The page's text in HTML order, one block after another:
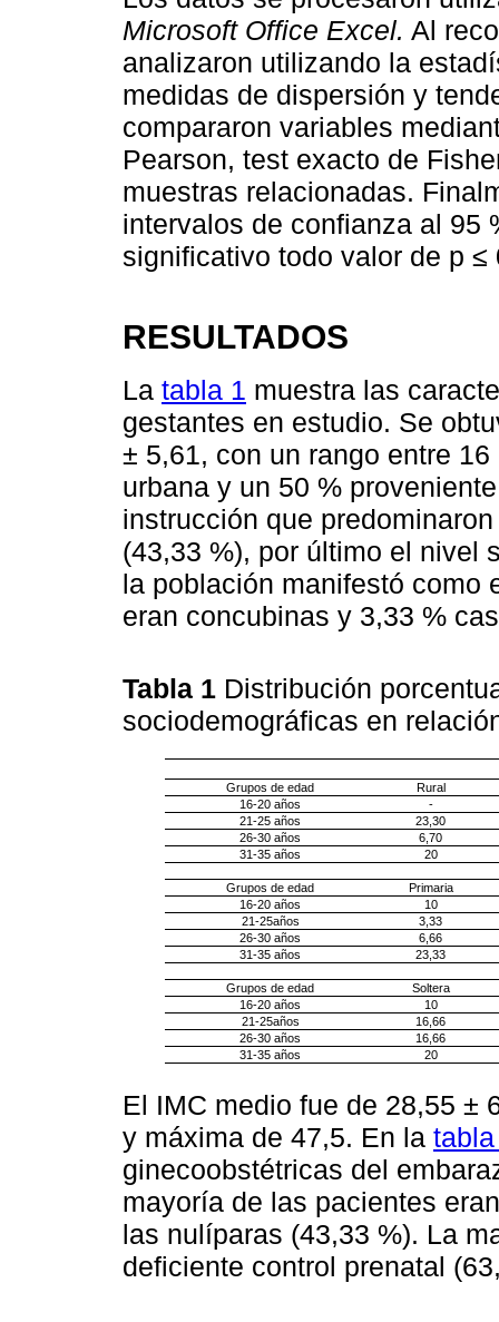
Microsoft Office Excel. Al
analizaron utilizando la
medidas de dispersión y
compararon variables
Pearson, test exacto de
muestras relacionadas.
intervalos de confianza al 95
significativo todo valor de p ≤
RESULTADOS
La tabla 1 muestra las
gestantes en estudio. Se
± 5,61, con un rango entre
urbana y un 50 %
instrucción que
(43,33 %), por último el nivel
la población manifestó como
eran concubinas y 3,33 %
Tabla 1 Distribución
sociodemográficas en
Grupos de edad
Rural
16-20 años
-
21-25 años
23,30
26-30 años
6,70
31-35 años
20
Grupos de edad
Primaria
16-20 años
10
21-25años
3,33
26-30 años
6,66
31-35 años
23,33
Grupos de edad
Soltera
16-20 años
10
21-25años
16,66
26-30 años
16,66
31-35 años
20
El IMC medio fue de 28,55 ±
y máxima de 47,5. En la
ginecoobstétricas del
mayoría de las pacientes
las nulíparas (43,33 %). La
deficiente control prenatal